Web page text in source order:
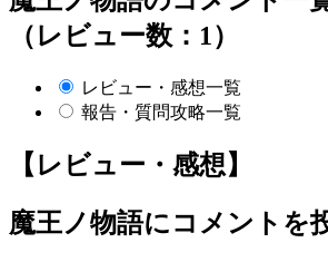
（レビュー数：1）
レビュー・感想一覧
報告・質問攻略一覧
【レビュー・感想】
魔王ノ物語にコメントを